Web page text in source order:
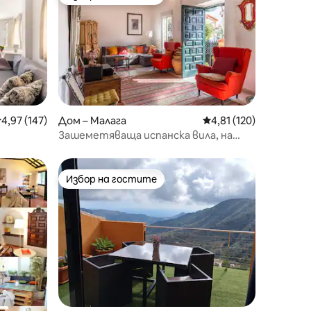
оценка: 4,97 от 5, 147 отзива
4,97 (147)
Дом – Малага Средна оценка: 4,81
4,81 (120)
Зашеметяваща испанска вила, на
Избор на гостите
Избор на гостите